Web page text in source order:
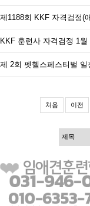
제1188회 KKF 자격검정(
KKF 훈련사 자격검정 1월
제 2회 펫헬스페스티벌
처음 이전